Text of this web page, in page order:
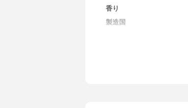
香り
製造国